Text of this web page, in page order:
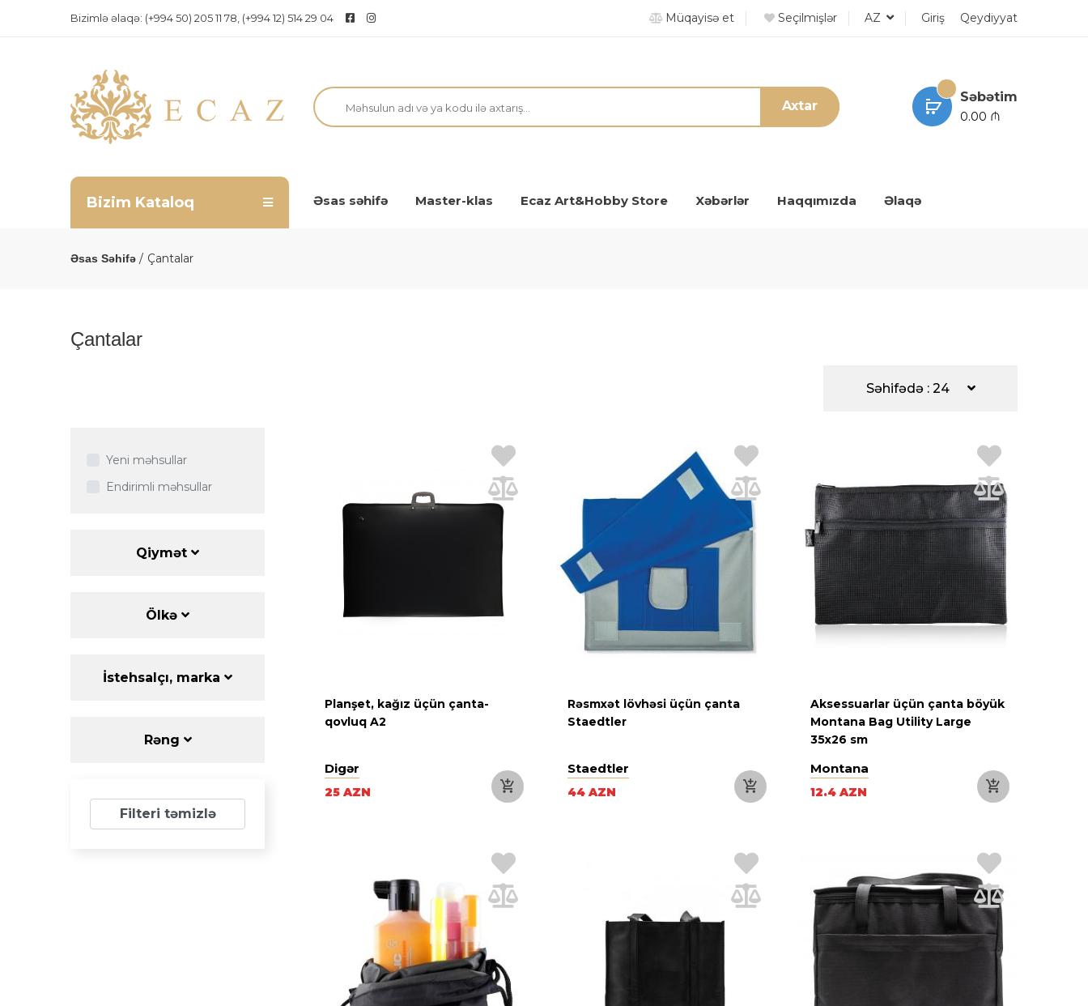
Bizimlə əlaqə: (+994 50) 205 11 78, (+994 12) 514 29 04 Müqayisə et Seçilmişlər AZ Giriş Qeydiyyat
Axtar
Səbətim
0.00 ₼
Bizim Kataloq Əsas səhifə Master-klas Ecaz Art&Hobby Store Xəbərlər Haqqımızda Əlaqə
Əsas Səhifə Çantalar
Çantalar
Səhifədə : 24
Yeni məhsullar
Endirimli məhsullar
Qiymət
Ölkə
İstehsalçı, marka
Rəng
Filteri təmizlə
Planşet, kağız üçün çanta-
qovluq A2
Digər
25 AZN
Rəsmxət lövhəsi üçün çanta
Staedtler
Staedtler
44 AZN
Aksessuarlar üçün çanta böyük
Montana Bag Utility Large
35x26 sm
Montana
12.4 AZN